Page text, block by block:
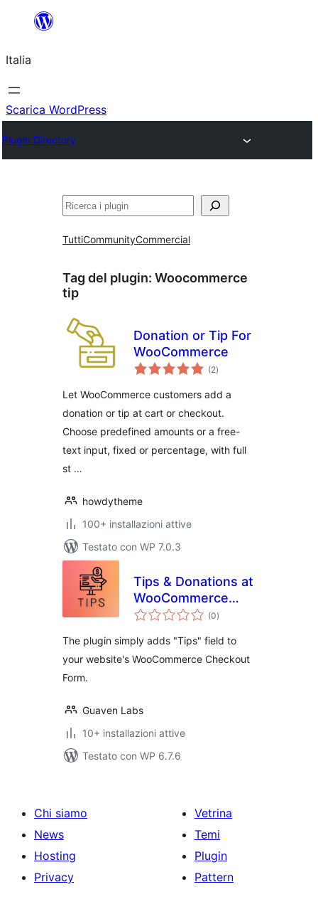
contenuto
Italia
Scarica WordPress
Plugin Directory
Cerca
TuttiCommunityCommercial
Tag del plugin: Woocommerce
tip
Donation or Tip For
WooCommerce
(2valutazioni
totali
)
Let WooCommerce customers add a
donation or tip at cart or checkout.
Choose predefined amounts or a free-
text input, fixed or percentage, with full
st …
howdytheme
100+ installazioni attive
Testato con WP 7.0.3
Tips & Donations at
WooCommerce
Checkout
(0valutazioni
totali
)
The plugin simply adds "Tips" field to
your website's WooCommerce Checkout
Form.
Guaven Labs
10+ installazioni attive
Testato con WP 6.7.6
Chi siamo
News
Hosting
Privacy
Vetrina
Temi
Plugin
Pattern